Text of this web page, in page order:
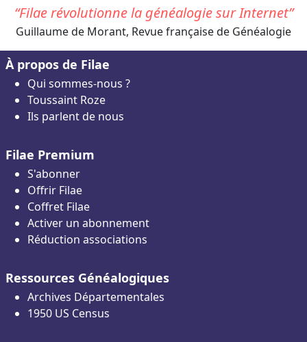
Filae révolutionne la généalogie sur Internet
Guillaume de Morant, Revue française de Généalogie
À propos de Filae
Qui sommes-nous ?
Toussaint Roze
Ils parlent de nous
Filae Premium
S'abonner
Offrir Filae
Coffret Filae
Activer un abonnement
Réduction associations
Ressources Généalogiques
Archives Départementales
1950 US Census